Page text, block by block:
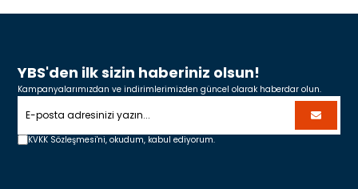
YBS'den ilk sizin haberiniz olsun!
Kampanyalarımızdan ve indirimlerimizden güncel olarak haberdar olun.
KVKK Sözleşmesi'ni, okudum, kabul ediyorum.